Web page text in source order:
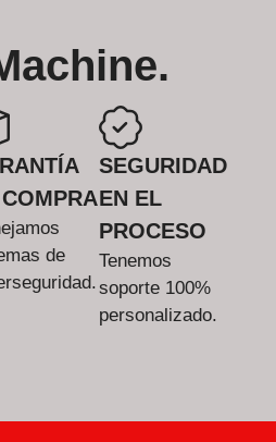
de
SEGURIDAD
EN EL
PROCESO
Tenemos
soporte 100%
personalizado.